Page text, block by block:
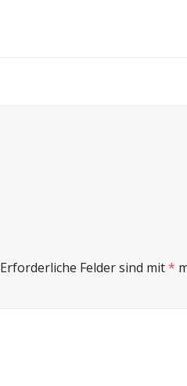
Erforderliche Felder sind mit*